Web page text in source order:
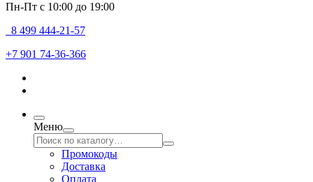
Пн-Пт с 10:00 до 19:00
8 499 444-21-57
+7 901 74-36-366
Меню
Промокоды
Доставка
Оплата